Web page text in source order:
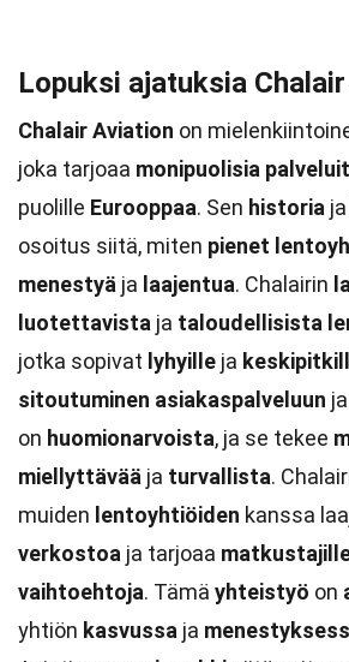
Lopuksi ajatuksia
Chalair Aviation on
joka tarjoaa monipuolisia
puolille Eurooppaa. Sen historia ja
osoitus siitä, miten pienet
menestyä ja laajentua. Chalairin
luotettavista ja taloudellisista
jotka sopivat lyhyille ja
sitoutuminen asiakaspalveluun ja
on huomionarvoista, ja se tekee
miellyttävää ja turvallista.
muiden lentoyhtiöiden kanssa
verkostoa ja tarjoaa
vaihtoehtoja. Tämä yhteistyö on
yhtiön kasvussa ja